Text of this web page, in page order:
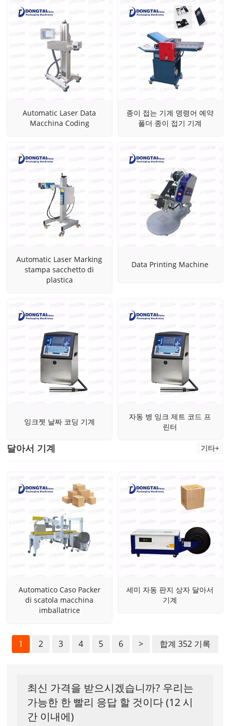
Automatic Laser Data
Macchina Coding
종이 접는 기계 명령어 예약
폴더 종이 접기 기계
Automatic Laser Marking
stampa sacchetto di
plastica
Data Printing Machine
잉크젯 날짜 코딩 기계
자동 병 잉크 제트 코드 프
린터
달아서 기계 기타+
Automatico Caso Packer
di scatola macchina
imballatrice
세미 자동 판지 상자 달아서
기계
1 2 3 4 5 6 > 합계 352 기록
최신 가격을 받으시겠습니까? 우리는
가능한 한 빨리 응답 할 것이다 (12 시
간 이내에)